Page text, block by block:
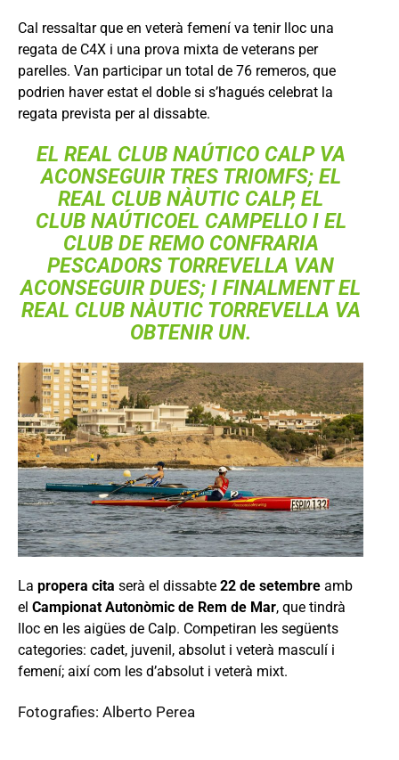
Cal ressaltar que en veterà femení va tenir lloc una
regata de C4X i una prova mixta de veterans per
parelles. Van participar un total de 76 remeros, que
podrien haver estat el doble si s’hagués celebrat la
regata prevista per al dissabte.
EL REAL CLUB NAÚTICO CALP VA
ACONSEGUIR TRES TRIOMFS; EL
REAL CLUB NÀUTIC CALP, EL
CLUB NAÚTICOEL CAMPELLO I EL
CLUB DE REMO CONFRARIA
PESCADORS TORREVELLA VAN
ACONSEGUIR DUES; I FINALMENT EL
REAL CLUB NÀUTIC TORREVELLA VA
OBTENIR UN.
La propera cita serà el dissabte 22 de setembre amb
el Campionat Autonòmic de Rem de Mar, que tindrà
lloc en les aigües de Calp. Competiran les següents
categories: cadet, juvenil, absolut i veterà masculí i
femení; així com les d’absolut i veterà mixt.
Fotografies: Alberto Perea